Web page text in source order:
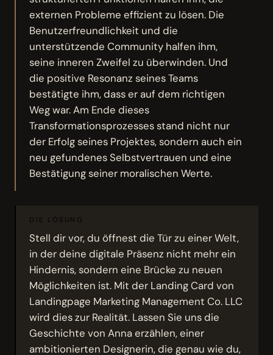
externen Probleme effizient zu lösen. Die
Benutzerfreundlichkeit und die
unterstützende Community halfen ihm,
seine inneren Zweifel zu überwinden. Und
die positive Resonanz seines Teams
bestätigte ihm, dass er auf dem richtigen
Weg war. Am Ende dieses
Transformationsprozesses stand nicht nur
der Erfolg seines Projektes, sondern auch ein
neu gefundenes Selbstvertrauen und eine
Bestätigung seiner moralischen Werte.
DIE LÖSUNG
Stell dir vor, du öffnest die Tür zu einer Welt,
in der deine digitale Präsenz nicht mehr ein
Hindernis, sondern eine Brücke zu neuen
Möglichkeiten ist. Mit der Landing Card von
Landingpage Marketing Management Co. LLC
wird dies zur Realität. Lassen Sie uns die
Geschichte von Anna erzählen, einer
ambitionierten Designerin, die genau wie du,